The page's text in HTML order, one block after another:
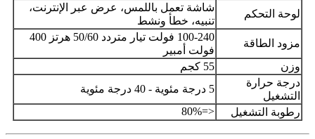
لوحة التحكم
شاشة تعمل باللمس، عرض عبر الإنترنت،
تنبيه، خطأ ونشط
مزود الطاقة
100-240 فولت تيار متردد 50/60 هرتز 400
فولت أمبير
وزن
55 كجم
درجة حرارة
التشغيل
5 درجة مئوية - 40 درجة مئوية
رطوبة التشغيل
<=80%